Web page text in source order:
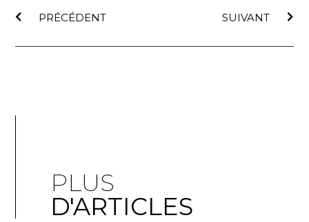
PRÉCÉDENT SUIVANT
PLUS
D'ARTICLES